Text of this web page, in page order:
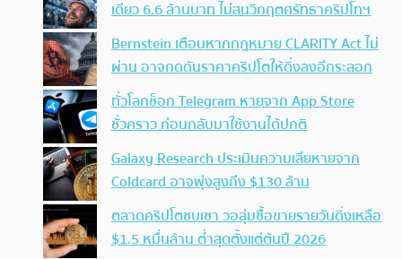
เดียว 6.6 ล้านบาท ไม่สนวิกฤตศรัทธาคริปโทฯ
Bernstein เตือนหากกฎหมาย CLARITY Act ไม่
ผ่าน อาจกดดันราคาคริปโตให้ดิ่งลงอีกระลอก
ทั่วโลกช็อก Telegram หายจาก App Store
ชั่วคราว ก่อนกลับมาใช้งานได้ปกติ
Galaxy Research ประเมินความเสียหายจาก
Coldcard อาจพุ่งสูงถึง $130 ล้าน
ตลาดคริปโตซบเซา วอลุ่มซื้อขายรายวันดิ่งเหลือ
$1.5 หมื่นล้าน ต่ำสุดตั้งแต่ต้นปี 2026